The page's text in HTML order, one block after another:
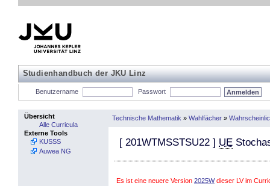
Studienhandbuch der JKU Linz
Benutzername Passwort
Übersicht
Alle Curricula
Externe Tools
KUSSS
Auwea NG
Technische Mathematik » Wahlfächer »
[ 201WTMSSTSU22 ] UE
Es ist eine neuere Version 2025Wdieser LV im